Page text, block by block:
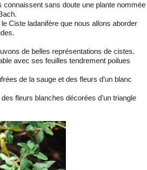
connaissent sans doute une plante nommée
Ciste ladanifère que nous allons aborder
de belles représentations de cistes.
avec ses feuilles tendrement poilues
de la sauge et des fleurs d’un blanc
fleurs blanches décorées d’un triangle